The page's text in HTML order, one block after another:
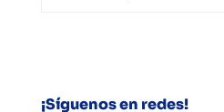
¡Síguenos en redes!